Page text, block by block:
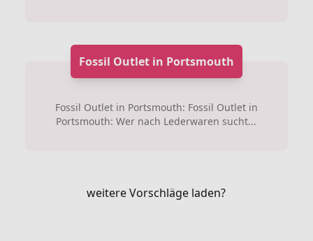
Fossil Outlet in Portsmouth
Fossil Outlet in Portsmouth: Fossil Outlet in
Portsmouth: Wer nach Lederwaren sucht...
weitere Vorschläge laden?